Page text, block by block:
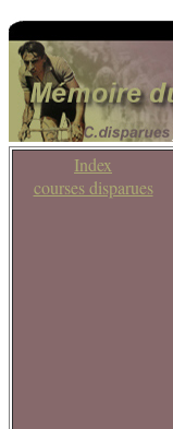
Index
courses disparues